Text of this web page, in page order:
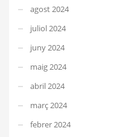
agost 2024
juliol 2024
juny 2024
maig 2024
abril 2024
març 2024
febrer 2024